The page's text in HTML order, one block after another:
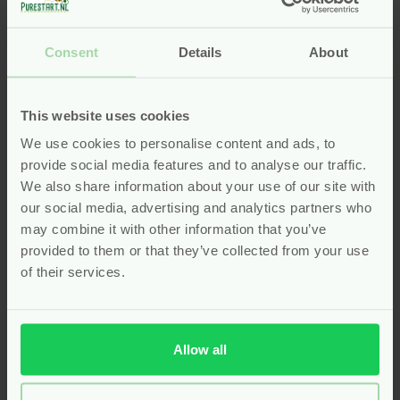
Consent Details About
This website uses cookies
We use cookies to personalise content and ads, to
provide social media features and to analyse our traffic.
We also share information about your use of our site with
our social media, advertising and analytics partners who
may combine it with other information that you’ve
provided to them or that they’ve collected from your use
of their services.
Allow all
Met de natuurlijke handverzorging van Pure Start
dag opnieuw, voor jong én oud.
Zachte schuimzeep voor de
allerkleinsten
Voor jonge kinderen is handen wassen niet altijd een
favoriete bezigheid, maar met de juiste zeep wordt
het een leuk en prettig moment. DeAttitudeLittle
Leaves Foam Handzeep Watermeloen & Kokosis
speciaal ontwikkeld om het handen wassen voor
makkelijk en leuk, zelfs voor peuters die graag zelf